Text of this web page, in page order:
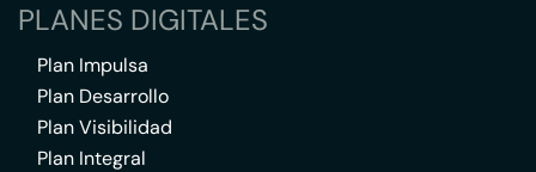
PLANES DIGITALES
Plan Impulsa
Plan Desarrollo
Plan Visibilidad
Plan Integral